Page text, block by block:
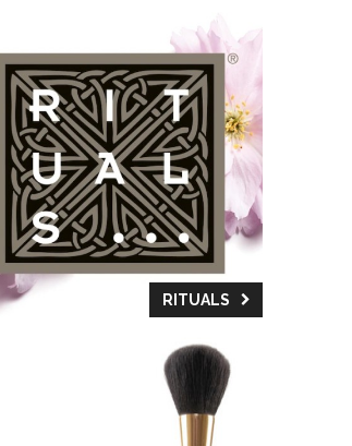
RITUALS